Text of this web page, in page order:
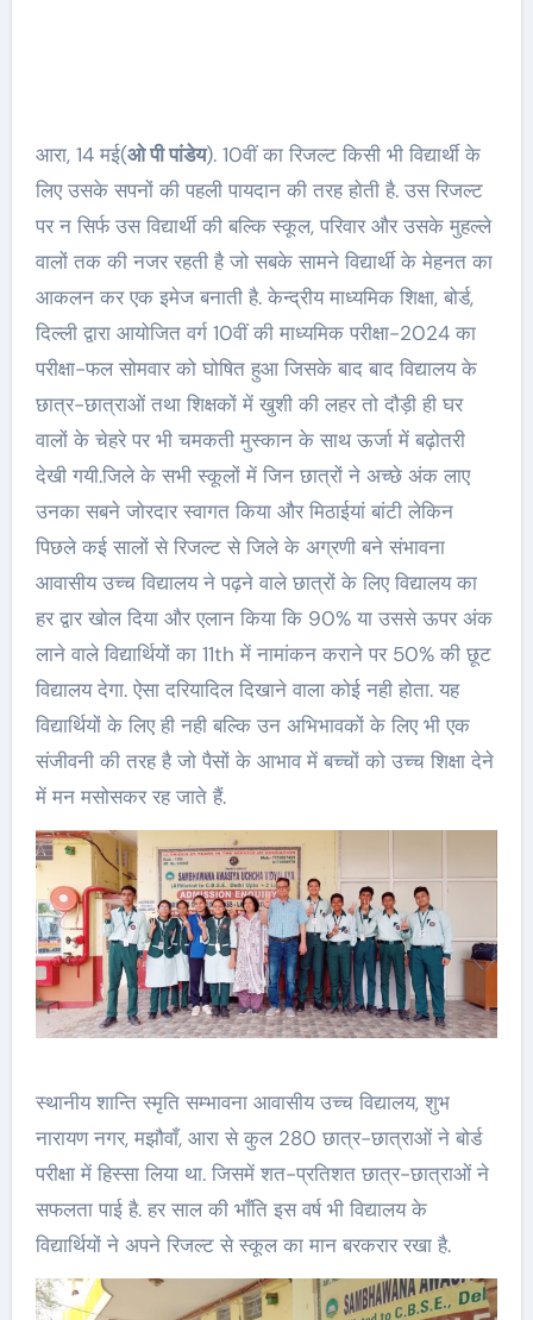
आरा, 14 मई(ओ पी पांडेय). 10वीं का रिजल्ट किसी भी विद्यार्थी के
लिए उसके सपनों की पहली पायदान की तरह होती है. उस रिजल्ट
पर न सिर्फ उस विद्यार्थी की बल्कि स्कूल, परिवार और उसके मुहल्ले
वालों तक की नजर रहती है जो सबके सामने विद्यार्थी के मेहनत का
आकलन कर एक इमेज बनाती है. केन्द्रीय माध्यमिक शिक्षा, बोर्ड,
दिल्ली द्वारा आयोजित वर्ग 10वीं की माध्यमिक परीक्षा-2024 का
परीक्षा-फल सोमवार को घोषित हुआ जिसके बाद बाद विद्यालय के
छात्र-छात्राओं तथा शिक्षकों में खुशी की लहर तो दौड़ी ही घर
वालों के चेहरे पर भी चमकती मुस्कान के साथ ऊर्जा में बढ़ोतरी
देखी गयी.जिले के सभी स्कूलों में जिन छात्रों ने अच्छे अंक लाए
उनका सबने जोरदार स्वागत किया और मिठाईयां बांटी लेकिन
पिछले कई सालों से रिजल्ट से जिले के अग्रणी बने संभावना
आवासीय उच्च विद्यालय ने पढ़ने वाले छात्रों के लिए विद्यालय का
हर द्वार खोल दिया और एलान किया कि 90% या उससे ऊपर अंक
लाने वाले विद्यार्थियों का 11th में नामांकन कराने पर 50% की छूट
विद्यालय देगा. ऐसा दरियादिल दिखाने वाला कोई नही होता. यह
विद्यार्थियों के लिए ही नही बल्कि उन अभिभावकों के लिए भी एक
संजीवनी की तरह है जो पैसों के आभाव में बच्चों को उच्च शिक्षा देने
में मन मसोसकर रह जाते हैं.
स्थानीय शान्ति स्मृति सम्भावना आवासीय उच्च विद्यालय, शुभ
नारायण नगर, मझौवाँ, आरा से कुल 280 छात्र-छात्राओं ने बोर्ड
परीक्षा में हिस्सा लिया था. जिसमें शत-प्रतिशत छात्र-छात्राओं ने
सफलता पाई है. हर साल की भाँति इस वर्ष भी विद्यालय के
विद्यार्थियों ने अपने रिजल्ट से स्कूल का मान बरकरार रखा है.